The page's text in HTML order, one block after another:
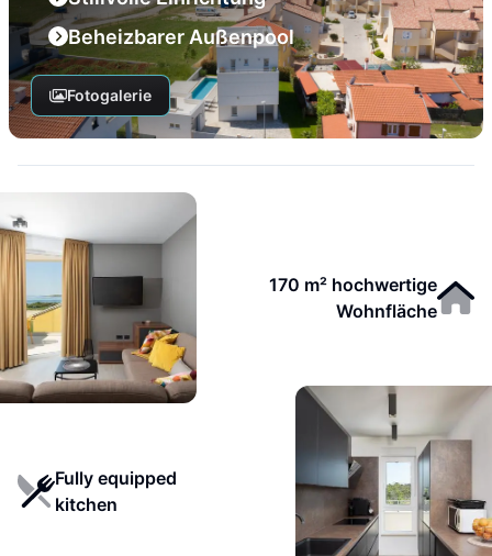
Beheizbarer Außenpool
Fotogalerie
170 m² hochwertige
Wohnfläche
Fully equipped
kitchen